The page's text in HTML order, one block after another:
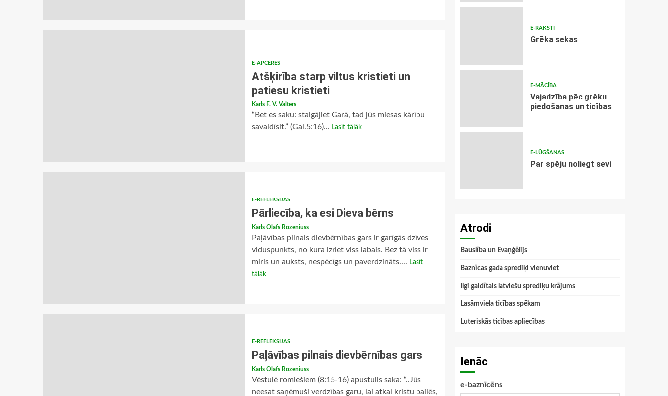
E-APCERES
Atšķirība starp viltus kristieti un
patiesu kristieti
Karls F. V. Valters
“Bet es saku: staigājiet Garā, tad jūs miesas kārību
savaldīsit.” (Gal.5:16)... Lasīt tālāk
E-REFLEKSIJAS
Pārliecība, ka esi Dieva bērns
Karls Olafs Rozeniuss
Paļāvības pilnais dievbērnības gars ir garīgās dzīves
viduspunkts, no kura izriet viss labais. Bez tā viss ir
miris un auksts, nespēcīgs un paverdzināts.... Lasīt
tālāk
E-REFLEKSIJAS
Paļāvības pilnais dievbērnības gars
Karls Olafs Rozeniuss
Vēstulē romiešiem (8:15-16) apustulis saka: “..Jūs
neesat saņēmuši verdzības garu, lai atkal kristu bailēs,
E-RAKSTI
Grēka sekas
E-MĀCĪBA
Vajadzība pēc grēku
piedošanas un ticības
E-LŪGŠANAS
Par spēju noliegt sevi
Atrodi
Bauslība un Evaņģēlijs
Baznīcas gada sprediķi vienuviet
Ilgi gaidītais latviešu sprediķu krājums
Lasāmviela ticības spēkam
Luteriskās ticības apliecības
Ienāc
e-baznīcēns